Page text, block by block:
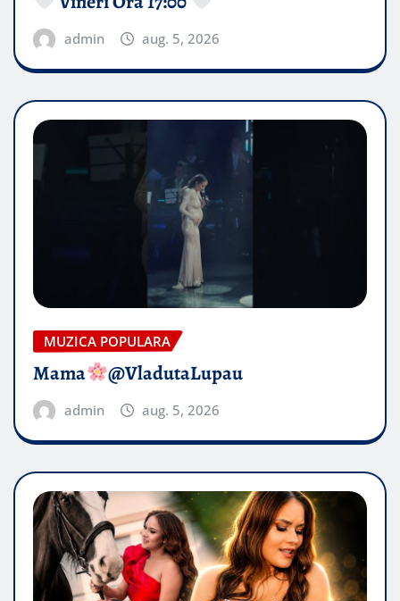
admin aug. 5, 2026
MUZICA POPULARA
Mama @VladutaLupau
admin aug. 5, 2026